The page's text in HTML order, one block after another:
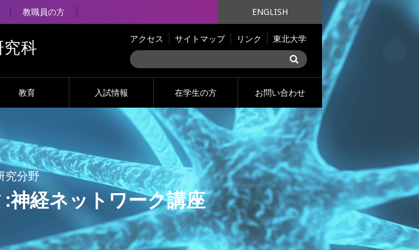
教職員の方 ENGLISH
科 アクセス サイトマップ リンク 東北大学
教育 入試情報 在学生の方 お問い合わせ
究分野
:神経ネットワーク講座